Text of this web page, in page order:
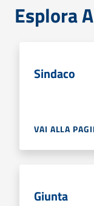
Esplora
Sindaco
VAI ALLA
Giunta